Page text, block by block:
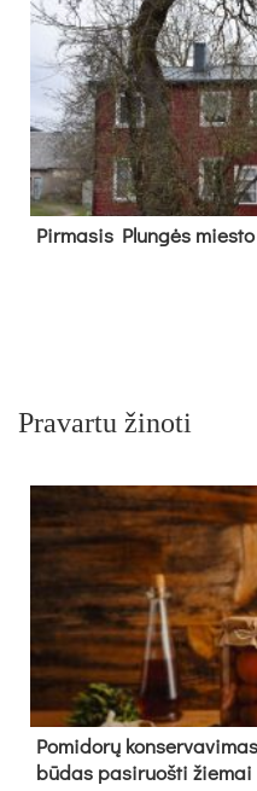
Pir­ma­sis Plun­gės
Pravartu žinoti
Pomidorų
būdas pasiruošti žiemai